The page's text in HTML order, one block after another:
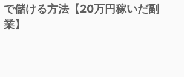
で儲ける方法【20万円稼いだ副
業】